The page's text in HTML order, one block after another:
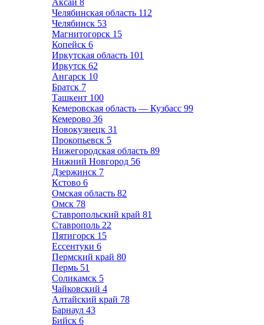
Аксай 8
Челябинская область 112
Челябинск 53
Магнитогорск 15
Копейск 6
Иркутская область 101
Иркутск 62
Ангарск 10
Братск 7
Ташкент 100
Кемеровская область — Кузбасс 99
Кемерово 36
Новокузнецк 31
Прокопьевск 5
Нижегородская область 89
Нижний Новгород 56
Дзержинск 7
Кстово 6
Омская область 82
Омск 78
Ставропольский край 81
Ставрополь 22
Пятигорск 15
Ессентуки 6
Пермский край 80
Пермь 51
Соликамск 5
Чайковский 4
Алтайский край 78
Барнаул 43
Бийск 6